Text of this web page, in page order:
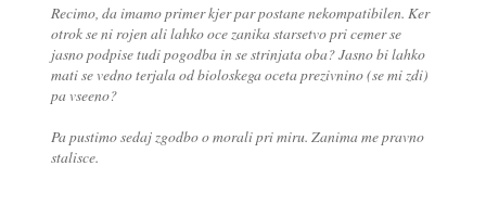
Recimo, da imamo primer kjer par postane nekompatibilen. Ker
otrok se ni rojen ali lahko oce zanika starsetvo pri cemer se
jasno podpise tudi pogodba in se strinjata oba? Jasno bi lahko
mati se vedno terjala od bioloskega oceta prezivnino (se mi zdi)
pa vseeno?
Pa pustimo sedaj zgodbo o morali pri miru. Zanima me pravno
stalisce.